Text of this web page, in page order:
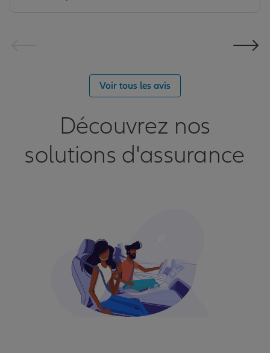
Voir tous les avis
Découvrez nos
solutions d'assurance